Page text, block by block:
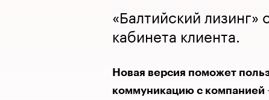
«Балтийский
кабинета клиента.
Новая версия поможет
коммуникацию с компанией